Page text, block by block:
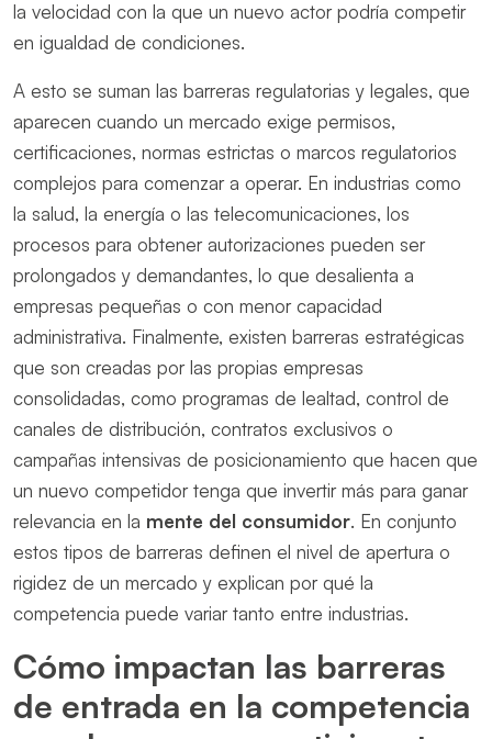
la velocidad con la que un nuevo actor podría competir
en igualdad de condiciones.
A esto se suman las barreras regulatorias y legales, que
aparecen cuando un mercado exige permisos,
certificaciones, normas estrictas o marcos regulatorios
complejos para comenzar a operar. En industrias como
la salud, la energía o las telecomunicaciones, los
procesos para obtener autorizaciones pueden ser
prolongados y demandantes, lo que desalienta a
empresas pequeñas o con menor capacidad
administrativa. Finalmente, existen barreras estratégicas
que son creadas por las propias empresas
consolidadas, como programas de lealtad, control de
canales de distribución, contratos exclusivos o
campañas intensivas de posicionamiento que hacen que
un nuevo competidor tenga que invertir más para ganar
relevancia en la mente del consumidor. En conjunto
estos tipos de barreras definen el nivel de apertura o
rigidez de un mercado y explican por qué la
competencia puede variar tanto entre industrias.
Cómo impactan las barreras
de entrada en la competencia